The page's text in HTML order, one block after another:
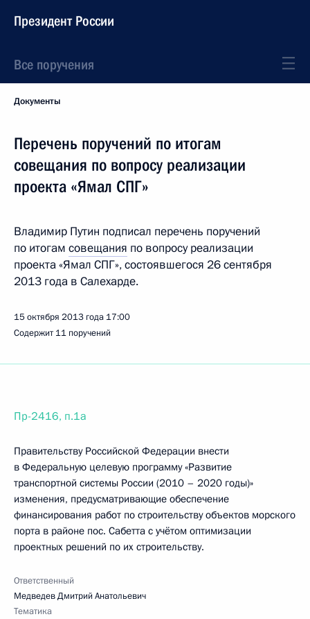
Президент России
Все поручения
Документы
Перечень поручений по итогам
совещания по вопросу реализации
проекта «Ямал СПГ»
Владимир Путин подписал перечень поручений
по итогам совещания по вопросу реализации
проекта «Ямал СПГ», состоявшегося 26 сентября
2013 года в Салехарде.
15 октября 2013 года 17:00
Содержит 11 поручений
Пр-2416, п.1а
Правительству Российской Федерации внести
в Федеральную целевую программу «Развитие
транспортной системы России (2010 – 2020 годы)»
изменения, предусматривающие обеспечение
финансирования работ по строительству объектов морского
порта в районе пос. Сабетта с учётом оптимизации
проектных решений по их строительству.
Ответственный
Медведев Дмитрий Анатольевич
Тематика